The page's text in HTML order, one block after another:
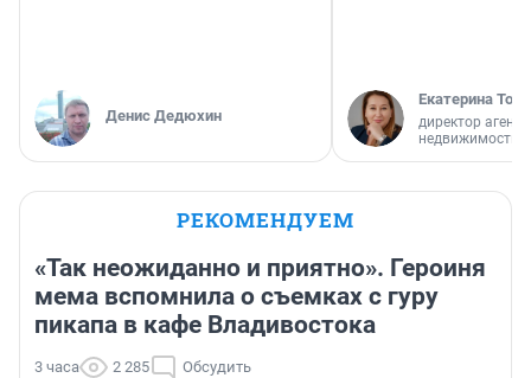
Денис Дедюхин
Екатерина
директор
недвижимости
РЕКОМЕНДУЕМ
«Так неожиданно и приятно». Героиня
мема вспомнила о съемках с гуру
пикапа в кафе Владивостока
3 часа 2 285 Обсудить